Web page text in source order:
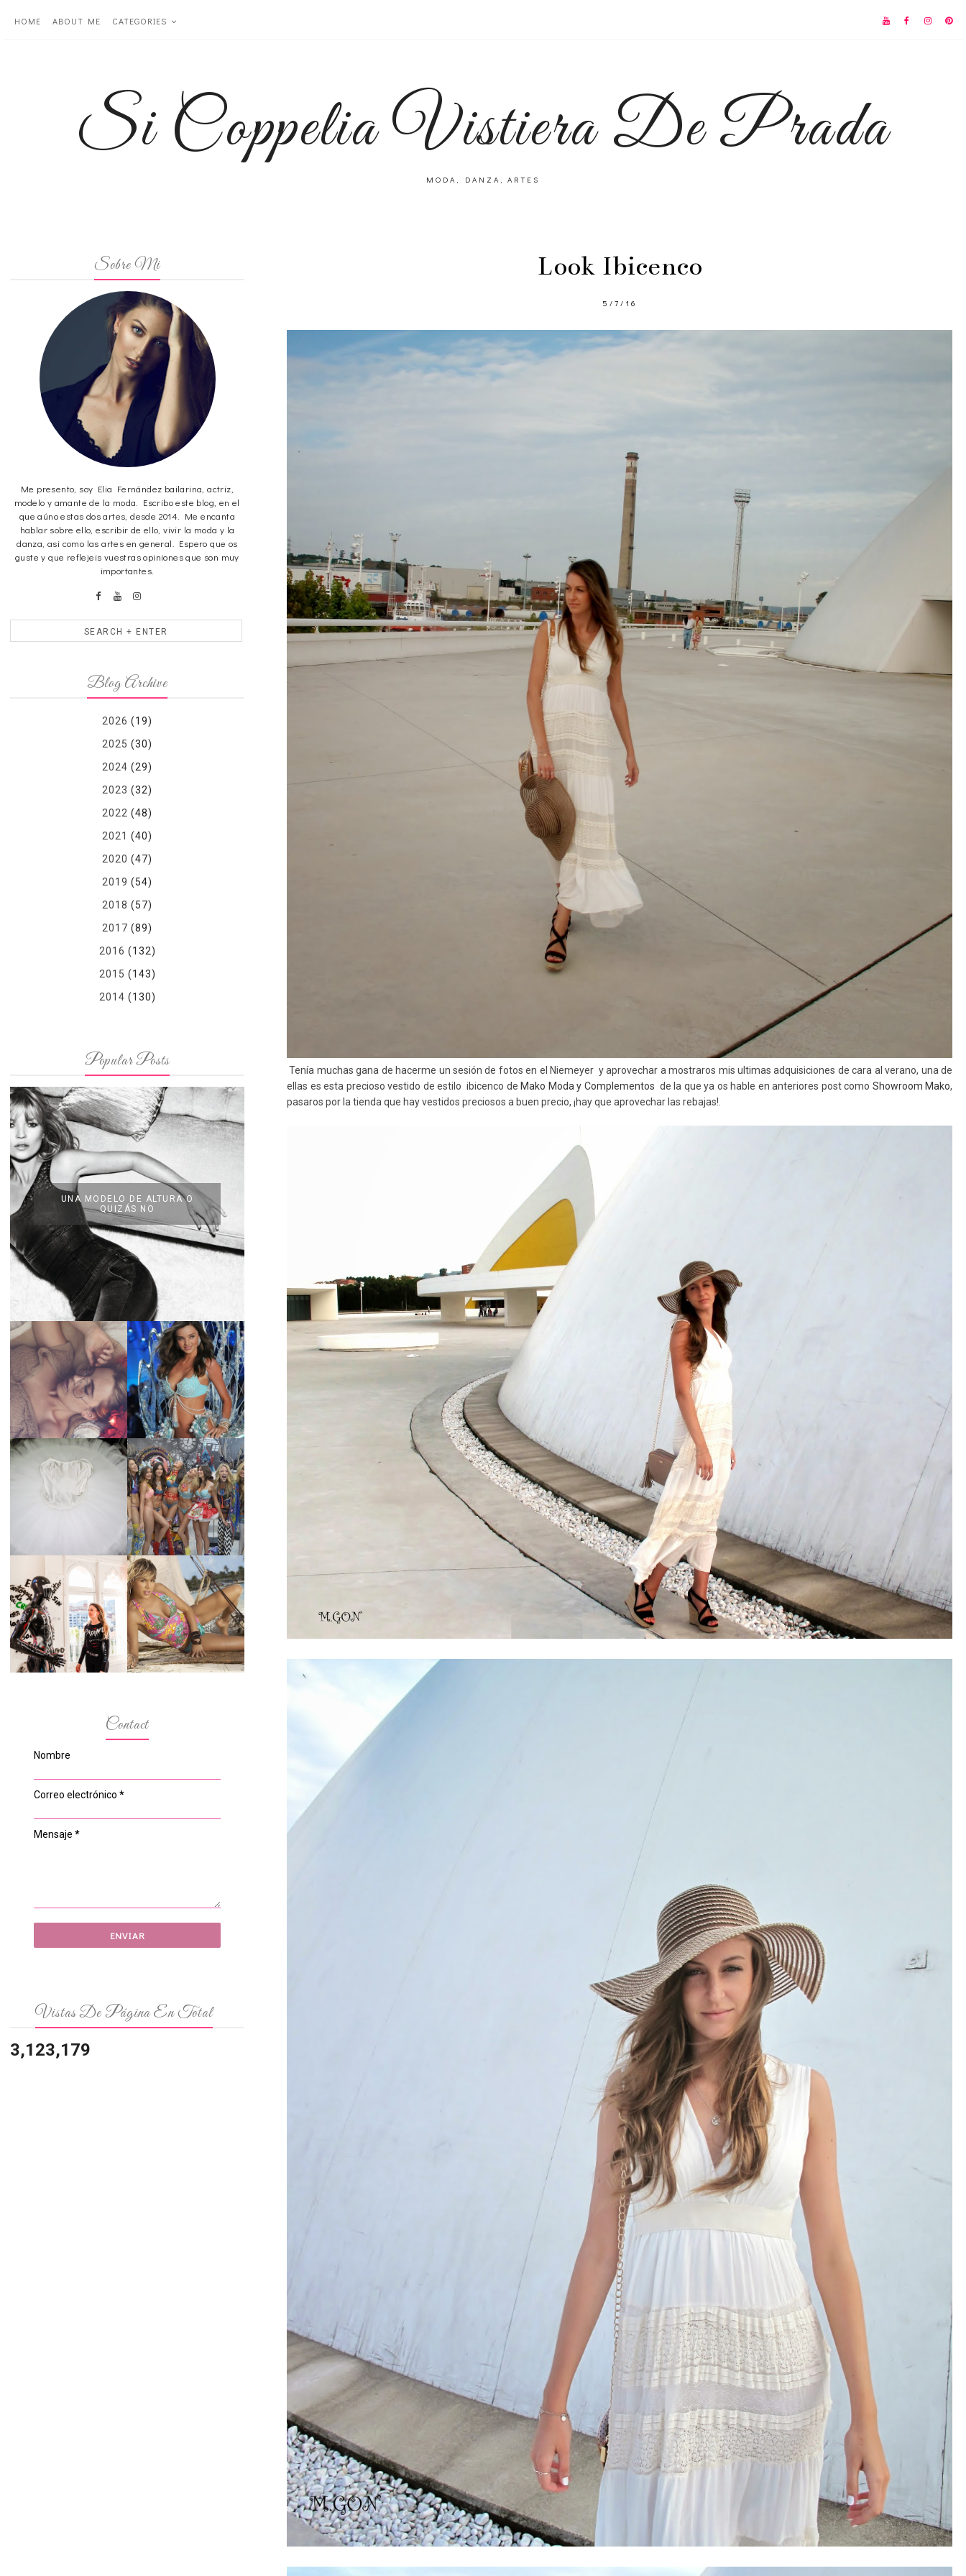
HOME ABOUT ME CATEGORIES
Si Coppelia Vistiera De Prada
MODA, DANZA, ARTES
Look Ibicenco
5/7/16
Tenía muchas gana de hacerme un sesión de fotos en el Niemeyer y aprovechar a mostraros mis ultimas adquisiciones de cara al verano, una de
ellas es esta precioso vestido de estilo ibicenco de Mako Moda y Complementos de la que ya os hable en anteriores post como Showroom Mako,
pasaros por la tienda que hay vestidos preciosos a buen precio, ¡hay que aprovechar las rebajas!.
Sobre Mi
Me presento, soy Elia Fernández bailarina, actriz,
modelo y amante de la moda. Escribo este blog, en el
que aúno estas dos artes, desde 2014. Me encanta
hablar sobre ello, escribir de ello, vivir la moda y la
danza, asi como las artes en general. Espero que os
guste y que reflejeis vuestras opiniones que son muy
importantes.
Blog Archive
2026 (19)
2025 (30)
2024 (29)
2023 (32)
2022 (48)
2021 (40)
2020 (47)
2019 (54)
2018 (57)
2017 (89)
2016 (132)
2015 (143)
2014 (130)
Popular Posts
UNA MODELO DE ALTURA O
QUIZÁS NO
LA BAILARINA
BLANCA DE LA
CRUZ O COMO
REINVENTARSE
ANTE LA
ADVERSIDAD.
LA ALTURA DE LAS
MODELOS MAS
ALTAS
TUTORIAL PARA
HACER UN TUTÚ
DE BALLET DE
¿QUIERES SABER
LA EDAD Y ALTURA
DE LAS MODELOS
VICTORIA'S
SECRET 2017?
MARGA GONZÁLEZ
Y ELIA FERNÁNDEZ
DIALOGAN EN
ESPACIO DEL
ANONIMATO, LA
CASA ROSA DE
OVIEDO
LA ALTURA DE LAS
MODELOS MAS
BAJITAS
Contact
Nombre
Correo electrónico *
Mensaje *
Vistas De Página En Total
3,123,179